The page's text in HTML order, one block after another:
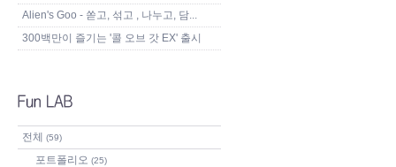
Alien's Goo - 쏟고, 섞고 , 나누고, 담...
300백만이 즐기는 '콜 오브 갓 EX' 출시
전체 (59)
포트폴리오 (25)